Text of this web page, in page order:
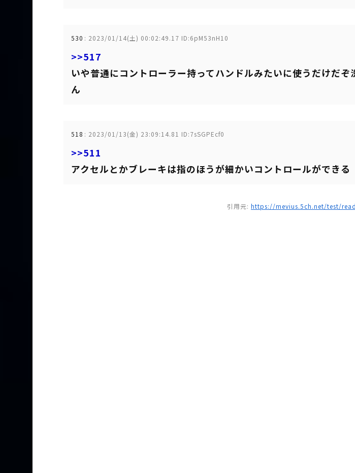
530 : 2023/01/14(土) 00:02:49.17 ID:6pM53nH10
>>517
いや普通にコントローラー持ってハンドルみたいに使うだけだぞ
ん
518 : 2023/01/13(金) 23:09:14.81 ID:7sSGPEcf0
>>511
アクセルとかブレーキは指のほうが細かいコントロールができる
引用元: https://mevius.5ch.net/test/